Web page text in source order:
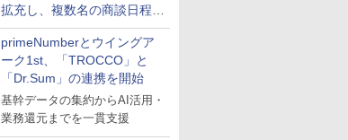
拡充し、複数名の商談日程調
整を効率化
primeNumberとウイングア
ーク1st、「TROCCO」と
「Dr.Sum」の連携を開始
基幹データの集約からAI活用・
業務還元までを一貫支援